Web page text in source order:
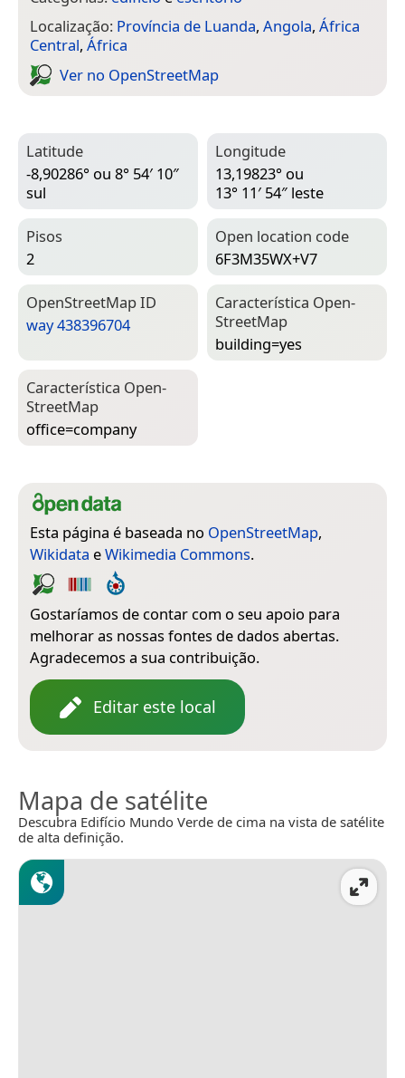
Localização: Província de Luanda, Angola, África
Central, África
Ver no Open­Street­Map
Latitude
-8,90286° ou 8° 54′ 10″
sul
Longitude
13,19823° ou
13° 11′ 54″ leste
Pisos
2
Open location code
6F3M35WX+V7
Open­Street­Map ID
way 438396704
Característica Open­
Street­Map
building=­yes
Característica Open­
Street­Map
office=­company
Esta página é baseada no OpenStreetMap,
Wikidata eWikimedia Commons.
Gostaríamos de contar com o seu apoio para
melhorar as nossas fontes de dados abertas.
Agradecemos a sua contribuição.
Editar este local
Mapa de satélite
Descubra Edifício Mundo Verde de cima na vista de satélite
de alta definição.